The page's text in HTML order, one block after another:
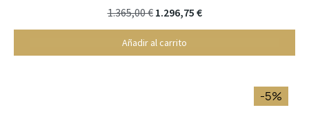
1.365,00 € 1.296,75 €
Añadir al carrito
-5%